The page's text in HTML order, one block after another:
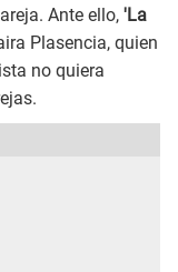
Ante ello, 'La
Plasencia, quien
no quiera